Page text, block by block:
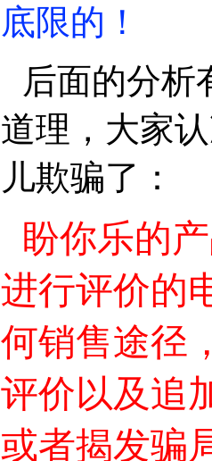
底限的！
后面的分析
道理，大家
儿欺骗了：
盼你乐的
进行评价的
何销售途径
评价以及追
或者揭发骗